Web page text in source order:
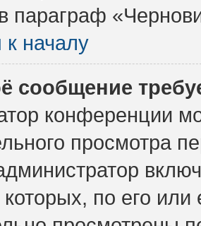
параграф
к началу
сообщение
конференции
просмотра
по его